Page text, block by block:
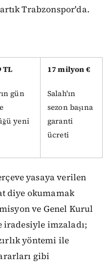
Trabzonspor'da.
TL
gün
yeni
17 milyon €
Salah'ın
sezon başına
garanti
ücreti
yasaya verilen
diye okumamak
ve Genel Kurul
iradesiyle imzaladı;
yöntemi ile
gibi